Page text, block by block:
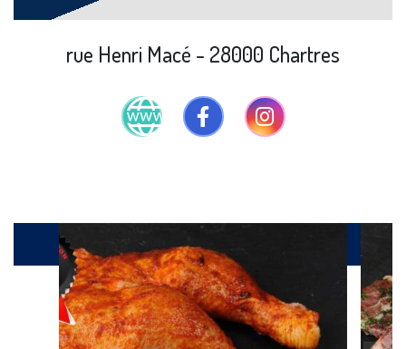
rue Henri Macé - 28000 Chartres
Produits